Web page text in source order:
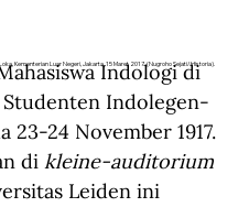
Kementerian Luar Negeri, Jakarta, 15 Maret 2017. (Nugroho Sejati/Historia).
Indologi di
Indolegen-
23-24 November 1917.
di kleine-auditorium
Leiden ini